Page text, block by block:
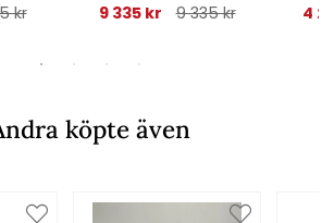
kr
9 335 kr
9 335 kr
4
köpte även